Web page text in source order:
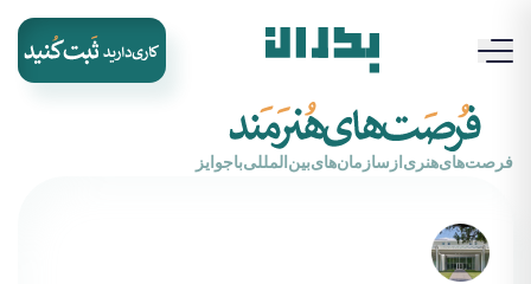
‌فرصت‌های‌هنری‌از‌سازمان‌های‌بین‌المللی‌با‌جوایز